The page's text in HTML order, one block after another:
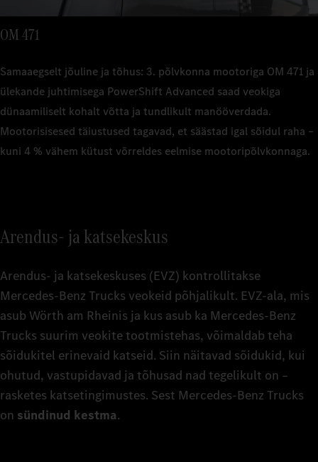
OM 471
Samaaegselt jõuline ja tõhus: 3. põlvkonna mootoriga OM 471 ja
ülekande juhtimisega PowerShift Advanced saad veokiga
dünaamiliselt kohalt võtta ja tundlikult manööverdada.
Mootorisisesed täiustused tagavad, et säästad igal sõidul raha –
kuni 4 % vähem kütust võrreldes eelmise mootoripõlvkonnaga.
Arendus- ja katsekeskus
Arendus- ja katsekeskuses (EVZ) kontrollitakse
Mercedes-Benz Trucks veokeid põhjalikult. EVZ-ala, mis
asub Wörth am Rheinis ja kus asub ka Mercedes-Benz
Trucks suurim veokite tootmistehas, võimaldab teha
sõidukitel erinevaid katseid. Siin näitavad sõidukid, kui
ohutud, vastupidavad ja tõhusad nad tegelikult on –
rasketes katsetingimustes. Sest Mercedes-Benz Trucks
on sündinud kestma.